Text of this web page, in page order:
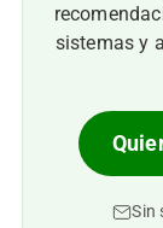
sistemas y
Sin